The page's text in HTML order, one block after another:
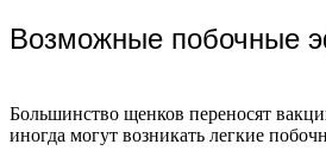
Возможные побочные
Большинство щенков переносят
иногда могут возникать легкие